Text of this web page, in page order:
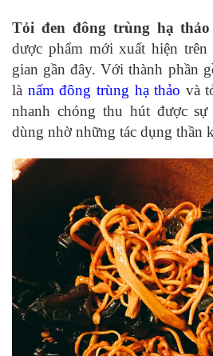
Tỏi đen đông trùng hạ thảo
dược phẩm mới xuất hiện
gian gần đây. Với thành phần
là nấm đông trùng hạ thảo và
nhanh chóng thu hút được
dùng nhờ những tác dụng thần